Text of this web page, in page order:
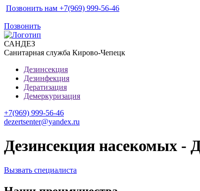
Позвонить нам +7(969) 999-56-46
Позвонить
САНДЕЗ
Санитарная служба Кирово-Чепецк
Дезинсекция
Дезинфекция
Дератизация
Демеркуризация
+7(969) 999-56-46
dezertsenter@yandex.ru
Дезинсекция насекомых -
Вызвать специалиста